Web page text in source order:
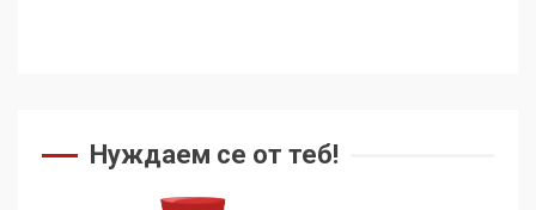
Нуждаем се от теб!
5